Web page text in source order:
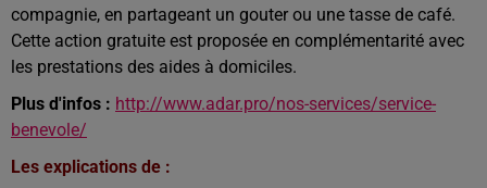
compagnie, en partageant un gouter ou une tasse de café.
Cette action gratuite est proposée en complémentarité avec
les prestations des aides à domiciles.
Plus d'infos : http://www.adar.pro/nos-services/service-
benevole/
Les explications de :